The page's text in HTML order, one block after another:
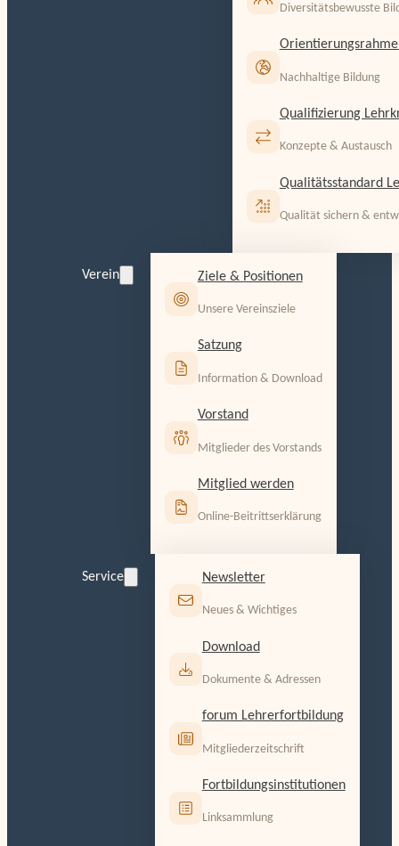
Diversitätsbewusste
Nachhaltige Bildung
Qualifizierung
Konzepte & Austausch
Qualitätsstandard
Qualität sichern &
Verein Ziele & Positionen
Unsere Vereinsziele
Satzung
Information & Download
Vorstand
Mitglieder des Vorstands
Mitglied werden
Online-Beitrittserklärung
Service Newsletter
Neues & Wichtiges
Download
Dokumente & Adressen
forum Lehrerfortbildung
Mitgliederzeitschrift
Fortbildungsinstitutionen
Linksammlung